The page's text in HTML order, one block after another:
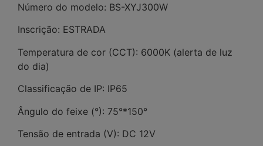
Número do modelo: BS-XYJ300W
Inscrição: ESTRADA
Temperatura de cor (CCT): 6000K (alerta de luz
do dia)
Classificação de IP: IP65
Ângulo do feixe (°): 75°*150°
Tensão de entrada (V): DC 12V